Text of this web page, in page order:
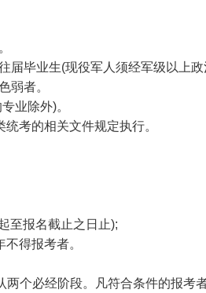
毕业生(现役军人须经军级以上政
弱者。
业除外)。
考的相关文件规定执行。
至报名截止之日止);
得报考者。
个必经阶段。凡符合条件的报考